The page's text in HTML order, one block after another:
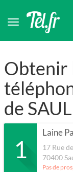
Obtenir
de
1
Laine
17 Rue
70400
Pas de